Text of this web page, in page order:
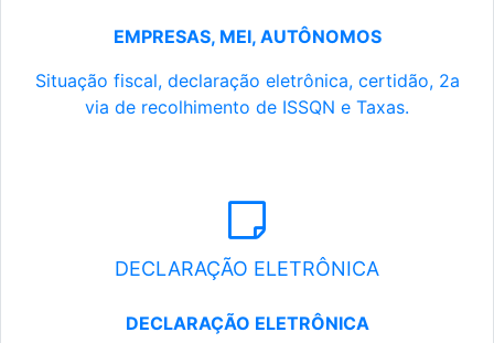
EMPRESAS, MEI, AUTÔNOMOS
Situação fiscal, declaração eletrônica, certidão, 2a
via de recolhimento de ISSQN e Taxas.
DECLARAÇÃO ELETRÔNICA
DECLARAÇÃO ELETRÔNICA